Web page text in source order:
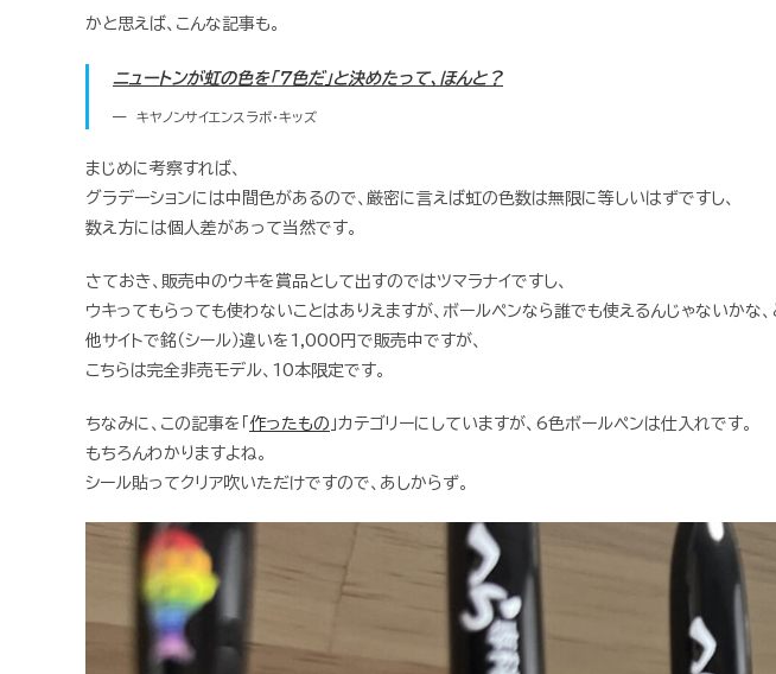
かと思えば、こんな記事も。
ニュートンが虹の色を「7色だ」と決めたって、ほんと？
キヤノンサイエンスラボ・キッズ
まじめに考察すれば、
グラデーションには中間色があるので、厳密に言えば虹の色数は無限に等しいはずですし、
数え方には個人差があって当然です。
さておき、販売中のウキを賞品として出すのではツマラナイですし、
ウキってもらっても使わないことはありえますが、ボールペンなら誰でも使えるんじゃないかな、
他サイトで銘（シール）違いを1,000円で販売中ですが、
こちらは完全非売モデル、10本限定です。
ちなみに、この記事を「 作ったもの 」カテゴリーにしていますが、6色ボールペンは仕入れです。
もちろんわかりますよね。
シール貼ってクリア吹いただけですので、あしからず。